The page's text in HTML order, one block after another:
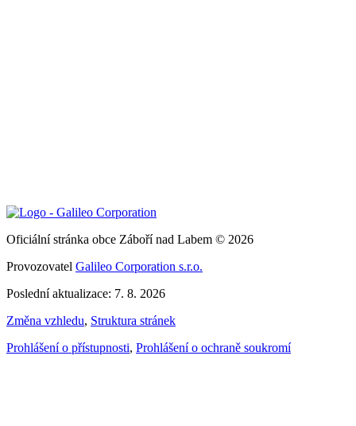
Oficiální stránka obce Záboří nad Labem © 2026
Provozovatel Galileo Corporation s.r.o.
Poslední aktualizace: 7. 8. 2026
Změna vzhledu, Struktura stránek
Prohlášení o přístupnosti, Prohlášení o ochraně soukromí